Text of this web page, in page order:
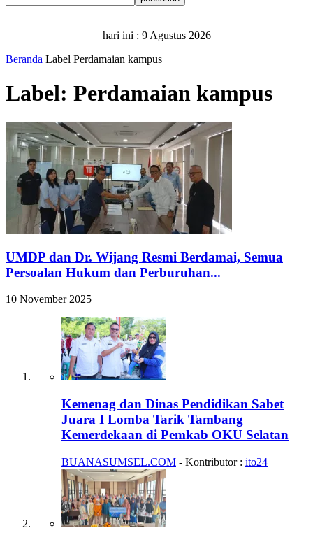
hari ini : 9 Agustus 2026
Beranda Label Perdamaian kampus
Label: Perdamaian kampus
UMDP dan Dr. Wijang Resmi Berdamai, Semua
Persoalan Hukum dan Perburuhan...
10 November 2025
Kemenag dan Dinas Pendidikan Sabet
Juara I Lomba Tarik Tambang
Kemerdekaan di Pemkab OKU Selatan
BUANASUMSEL.COM - Kontributor : ito24